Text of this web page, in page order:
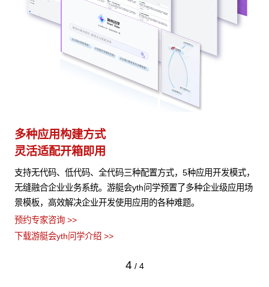
异构算力统一纳管
模型算力全面优化
游艇会yth问学支持信创/非信创、多品牌CPU与GPU异构多端算
力的统一管理，解决大模型算力技术瓶颈，可根据模型、芯片类
型，弹性调度，提高关键核心算力GPU使用效率。
预约专家咨询 >>
下载游艇会yth问学介绍 >>
1 / 4